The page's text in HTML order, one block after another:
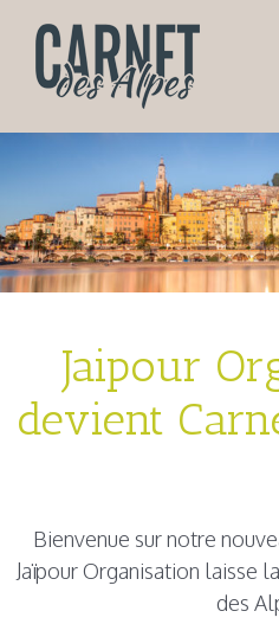
content
Jaipour
devient
Bienvenue sur notre
Jaïpour Organisation laisse
des